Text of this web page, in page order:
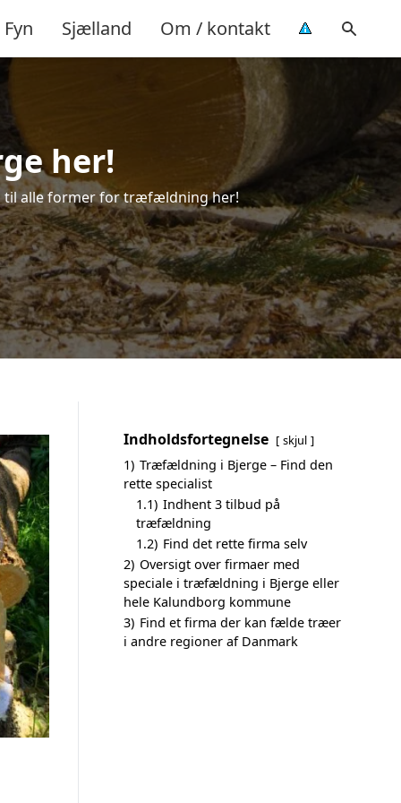
Fyn Sjælland Om / kontakt
her!
til alle former for træfældning her!
Indholdsfortegnelse skjul
1) Træfældning i Bjerge – Find den
rette specialist
1.1) Indhent 3 tilbud på
træfældning
1.2) Find det rette firma selv
2) Oversigt over firmaer med
speciale i træfældning i Bjerge eller
hele Kalundborg kommune
3) Find et firma der kan fælde træer
i andre regioner af Danmark